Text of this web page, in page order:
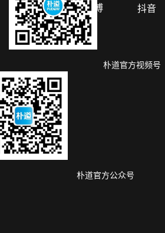
小红书 微博 抖音
朴道官方视频号
朴道官方公众号